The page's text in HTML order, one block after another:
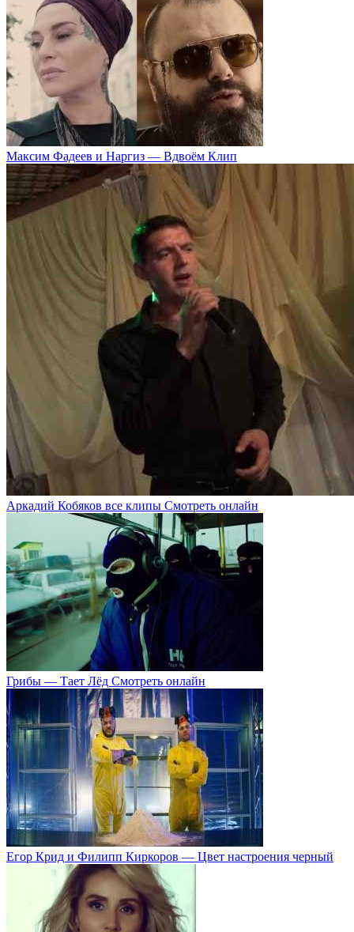
Максим Фадеев и Наргиз — Вдвоём Клип
Аркадий Кобяков все клипы Смотреть онлайн
Грибы — Тает Лёд Смотреть онлайн
Егор Крид и Филипп Киркоров — Цвет настроения черный